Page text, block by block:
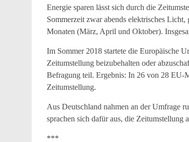
Energie sparen lässt sich durch die
Sommerzeit zwar abends elektrisches
Monaten (März, April und Oktober).
Im Sommer 2018 startete die Europäische
Zeitumstellung beizubehalten oder
Befragung teil. Ergebnis: In 26 von 28 EU-
Zeitumstellung.
Aus Deutschland nahmen an der Umfrage
sprachen sich dafür aus, die Zeitumstellung
***